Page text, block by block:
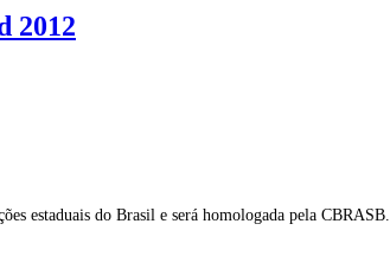
2012
estaduais do Brasil e será homologada pela CBRASB.